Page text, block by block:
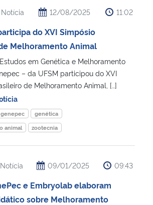
e dos Direitos Humanos
Notícia 12/08/2025 11:02
do XVI Simpósio
Melhoramento Animal
em Genética e Melhoramento
– da UFSM participou do XVI
de Melhoramento Animal, […]
genepec
genética
animal
zootecnia
Notícia 09/01/2025 09:43
e Embryolab elaboram
sobre Melhoramento